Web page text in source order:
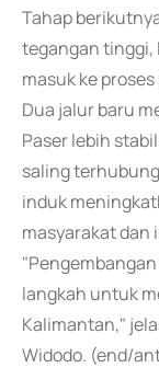
Tahap
tegangan tinggi,
masuk ke
Dua jalur baru
Paser lebih
saling
induk
masyarakat dan
langkah untuk
Kalimantan,"
Widodo. (end/